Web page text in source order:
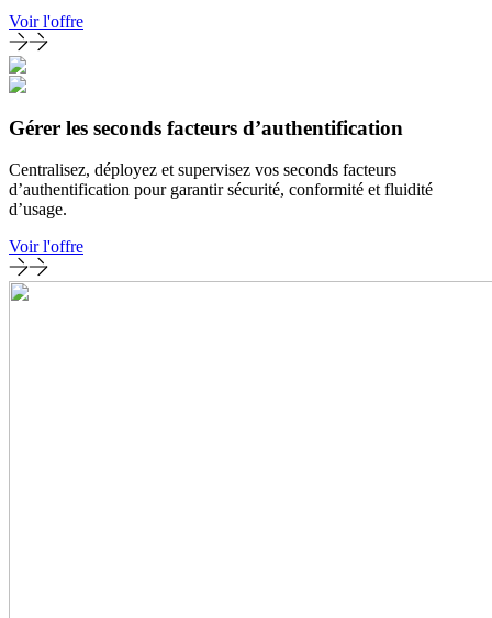
Voir l'offre
Gérer les seconds facteurs d’authentification
Centralisez, déployez et supervisez vos seconds facteurs
d’authentification pour garantir sécurité, conformité et fluidité
d’usage.
Voir l'offre